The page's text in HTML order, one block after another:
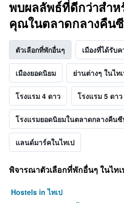
พบผลลัพธ์ที่ดีกว่าสำห
คุณในตลาดกลางคืน
ตัวเลือกที่พักอื่นๆ เมืองที่ได้รับ
เมืองยอดนิยม ย่านต่างๆ ในไท
โรงแรม 4 ดาว โรงแรม 5 ดาว
โรงแรมยอดนิยมในตลาดกลางคืน
แลนด์มาร์คในไทเป
พิจารณาตัวเลือกที่พักอื่นๆ ในไทเ
Hostels in ไทเป